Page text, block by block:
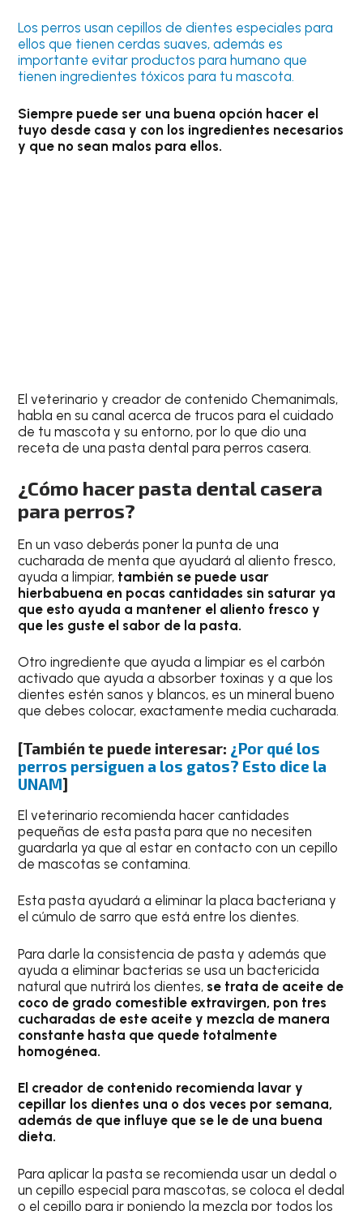
Los perros usan cepillos de dientes especiales para
ellos que tienen cerdas suaves, además es
importante evitar productos para humano que
tienen ingredientes tóxicos para tu mascota.
Siempre puede ser una buena opción hacer el
tuyo desde casa y con los ingredientes necesarios
y que no sean malos para ellos.
El veterinario y creador de contenido Chemanimals,
habla en su canal acerca de trucos para el cuidado
de tu mascota y su entorno, por lo que dio una
receta de una pasta dental para perros casera.
¿Cómo hacer pasta dental casera
para perros?
En un vaso deberás poner la punta de una
cucharada de menta que ayudará al aliento fresco,
ayuda a limpiar, también se puede usar
hierbabuena en pocas cantidades sin saturar ya
que esto ayuda a mantener el aliento fresco y
que les guste el sabor de la pasta.
Otro ingrediente que ayuda a limpiar es el carbón
activado que ayuda a absorber toxinas y a que los
dientes estén sanos y blancos, es un mineral bueno
que debes colocar, exactamente media cucharada.
[También te puede interesar: ¿Por qué los
perros persiguen a los gatos? Esto dice la
UNAM]
El veterinario recomienda hacer cantidades
pequeñas de esta pasta para que no necesiten
guardarla ya que al estar en contacto con un cepillo
de mascotas se contamina.
Esta pasta ayudará a eliminar la placa bacteriana y
el cúmulo de sarro que está entre los dientes.
Para darle la consistencia de pasta y además que
ayuda a eliminar bacterias se usa un bactericida
natural que nutrirá los dientes, se trata de aceite de
coco de grado comestible extravirgen, pon tres
cucharadas de este aceite y mezcla de manera
constante hasta que quede totalmente
homogénea.
El creador de contenido recomienda lavar y
cepillar los dientes una o dos veces por semana,
además de que influye que se le de una buena
dieta.
Para aplicar la pasta se recomienda usar un dedal o
un cepillo especial para mascotas, se coloca el dedal
o el cepillo para ir poniendo la mezcla por todos los